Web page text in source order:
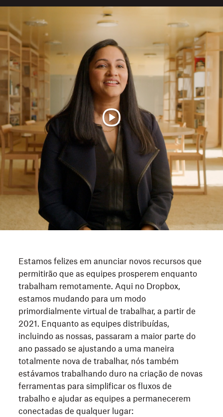
Estamos felizes em anunciar novos recursos que
permitirão que as equipes prosperem enquanto
trabalham remotamente. Aqui no Dropbox,
estamos mudando para um modo
primordialmente virtual de trabalhar, a partir de
2021. Enquanto as equipes distribuídas,
incluindo as nossas, passaram a maior parte do
ano passado se ajustando a uma maneira
totalmente nova de trabalhar, nós também
estávamos trabalhando duro na criação de novas
ferramentas para simplificar os fluxos de
trabalho e ajudar as equipes a permanecerem
conectadas de qualquer lugar: